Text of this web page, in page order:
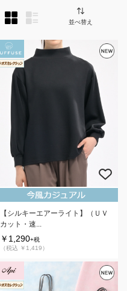
並べ替え
【シルキーエアーライト】（ＵＶ
カット・速...
￥1,290+税
（税込 ￥1,419）